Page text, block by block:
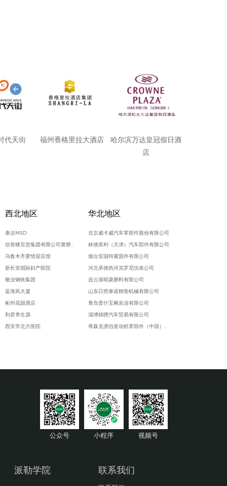
代天街 福州香格里拉大酒店
哈尔滨万达皇冠假日酒
店
西北地区 华北地区
泰达MSD
信誉楼百货集团有限公司黄骅信誉楼商厦
乌鲁木齐爱情迎宾馆
新长安国际妇产医院
敬业钢铁集团
蓝海风大厦
彬州花园酒店
利君养生源
西安市北方医院
青海县政府办公楼
内蒙古呼和浩特香格里拉大酒店
呼和浩特市飞鹰齿轮厂
长乐华精密工业有限公司
北京威卡威汽车零部件股份有限公司
林德英利（天津）汽车部件有限公司
烟台安国特紧固件有限公司
河北承德热河克罗尼仪表公司
连云港昭菱磨料有限公司
山东日照泰诺精密机械有限公司
青岛普什宝枫实业有限公司
淄博锦骋汽车贸易有限公司
廊坊卢卡斯伟利达廊重制动有限公司
天津一汽丰田汽车有限公司
青岛毕勤电子有限公司
中国科学院理化技术研究所
北京煤炭科学研究总院
公众号 小程序 视频号
派勒学院 联系我们